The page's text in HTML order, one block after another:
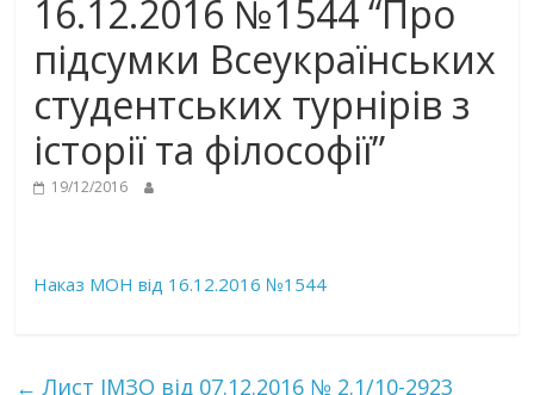
16.12.2016 №1544 “Про
підсумки Всеукраїнських
студентських турнірів з
історії та філософії”
19/12/2016
Наказ МОН від 16.12.2016 №1544
← Лист ІМЗО від 07.12.2016 № 2.1/10-2923